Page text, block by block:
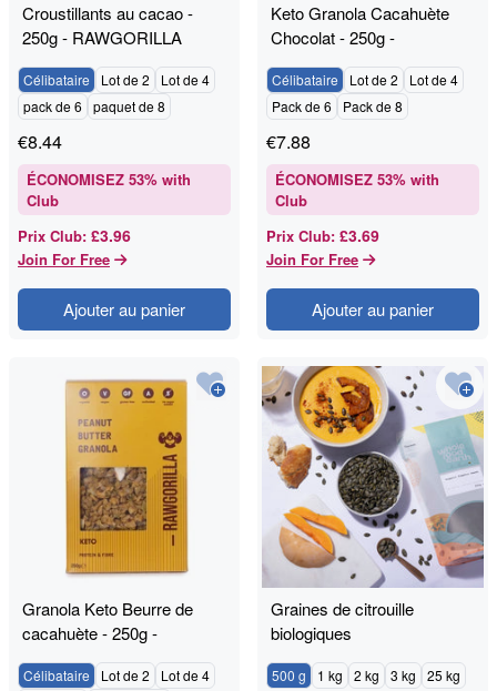
Croustillants au cacao -
250g - RAWGORILLA
Célibataire Lot de 2
Lot de 4
pack de 6
paquet de 8
€8.44
ÉCONOMISEZ 53% with
Club
Prix Club: £3.96
Join For Free
Ajouter au panier
Keto Granola Cacahuète
Chocolat - 250g -
RAWGORILLA
Célibataire Lot de 2
Lot de 4
Pack de 6
Pack de 8
€7.88
ÉCONOMISEZ 53% with
Club
Prix Club: £3.69
Join For Free
Ajouter au panier
Granola Keto Beurre de
cacahuète - 250g -
RAWGORILLA
Célibataire Lot de 2
Lot de 4
Graines de citrouille
biologiques
500 g 1 kg 2 kg 3 kg 25 kg